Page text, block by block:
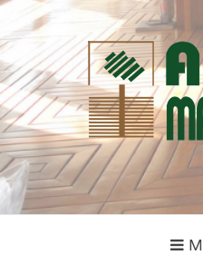
Pular
para
o
conteúdo
BLOG
Dicas e Novidades sobre Madeiras